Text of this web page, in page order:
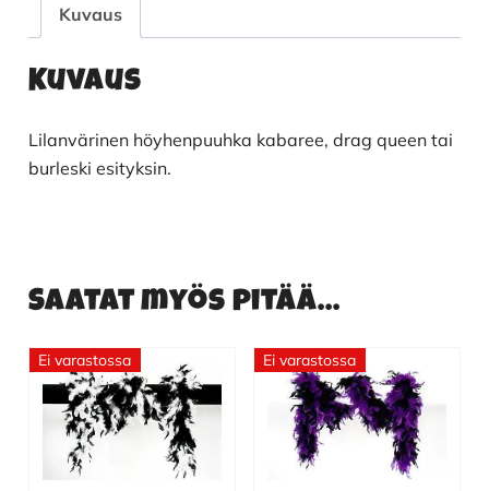
Kuvaus
Kuvaus
Lilanvärinen höyhenpuuhka kabaree, drag queen tai
burleski esityksin.
Saatat myös pitää...
Ei varastossa Ei varastossa